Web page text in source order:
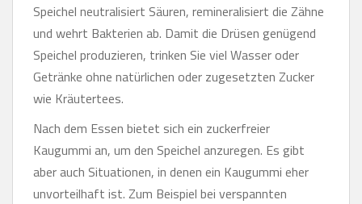
Speichel neutralisiert Säuren, remineralisiert die Zähne
und wehrt Bakterien ab. Damit die Drüsen genügend
Speichel produzieren, trinken Sie viel Wasser oder
Getränke ohne natürlichen oder zugesetzten Zucker
wie Kräutertees.
Nach dem Essen bietet sich ein zuckerfreier
Kaugummi an, um den Speichel anzuregen. Es gibt
aber auch Situationen, in denen ein Kaugummi eher
unvorteilhaft ist. Zum Beispiel bei verspannten